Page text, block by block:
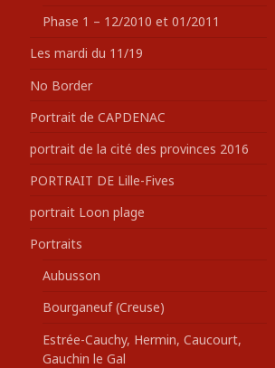
Phase 1 – 12/2010 et 01/2011
Les mardi du 11/19
No Border
Portrait de CAPDENAC
portrait de la cité des provinces 2016
PORTRAIT DE Lille-Fives
portrait Loon plage
Portraits
Aubusson
Bourganeuf (Creuse)
Estrée-Cauchy, Hermin, Caucourt,
Gauchin le Gal